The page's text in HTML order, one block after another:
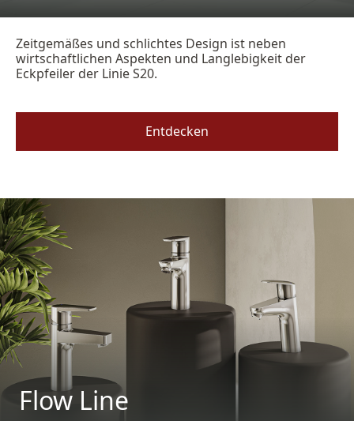
Zeitgemäßes und schlichtes Design ist neben
wirtschaftlichen Aspekten und Langlebigkeit der
Eckpfeiler der Linie S20.
Entdecken
Flow Line